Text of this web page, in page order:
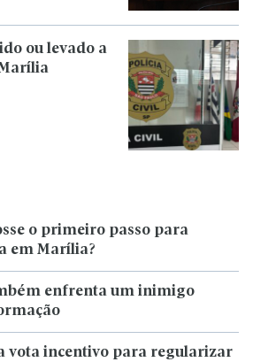
ou levado a
o primeiro passo para
em Marília?
enfrenta um inimigo
vota incentivo para regularizar